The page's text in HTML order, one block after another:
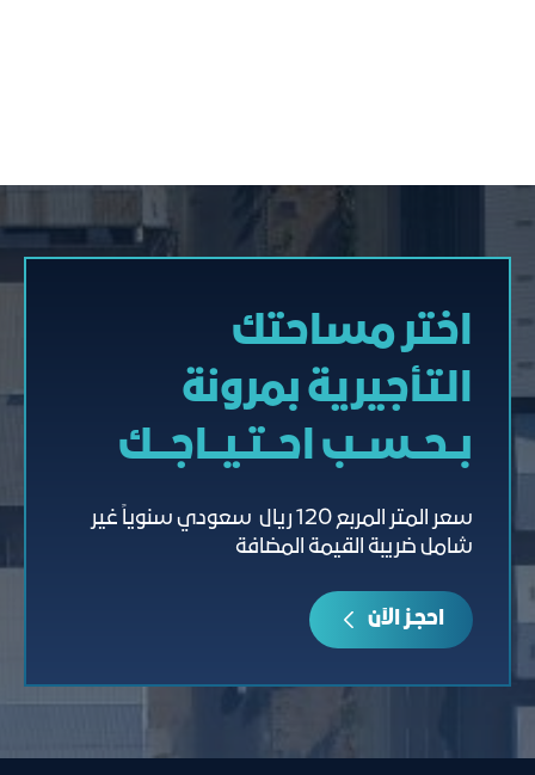
اختر مساحتك
التأجيرية بمرونة
بــحــســب احــتـيــاجـــك
سعر المتر المربع 120 ريال سعودي سنوياً غير
شامل ضريبة القيمة المضافة
احجـز الآن